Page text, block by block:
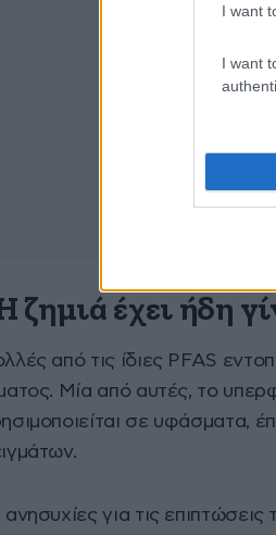
I want
I want
ζημιά έχει ήδη
από τις ίδιες PFAS
Μία από αυτές, το
σε υφάσματα,
ανησυχίες για τις